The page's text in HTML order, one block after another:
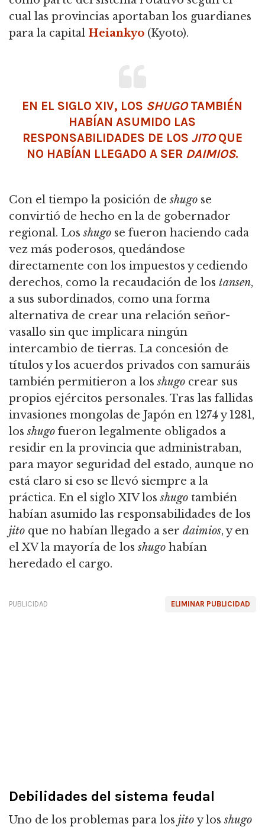
cual las provincias aportaban los guardianes
para la capital Heiankyo (Kyoto).
EN EL SIGLO XIV, LOS SHUGOTAMBIÉN
HABÍAN ASUMIDO LAS
RESPONSABILIDADES DE LOS JITOQUE
NO HABÍAN LLEGADO A SER DAIMIOS.
Con el tiempo la posición deshugo se
convirtió de hecho en la de gobernador
regional. Losshugo se fueron haciendo cada
vez más poderosos, quedándose
directamente con los impuestos y cediendo
derechos, como la recaudación de los tansen,
a sus subordinados, como una forma
alternativa de crear una relación señor-
vasallo sin que implicara ningún
intercambio de tierras. La concesión de
títulos y los acuerdos privados con samuráis
también permitieron a losshugo crear sus
propios ejércitos personales. Tras las fallidas
invasiones mongolas de Japón en 1274 y 1281,
losshugo fueron legalmente obligados a
residir en la provincia que administraban,
para mayor seguridad del estado, aunque no
está claro si eso se llevó siempre a la
práctica. En el siglo XIV losshugo también
habían asumido las responsabilidades de los
jito que no habían llegado a ser daimios, y en
el XV la mayoría de losshugo habían
heredado el cargo.
ELIMINAR PUBLICIDAD
PUBLICIDAD
Debilidades del sistema feudal
Uno de los problemas para los jitoy losshugo